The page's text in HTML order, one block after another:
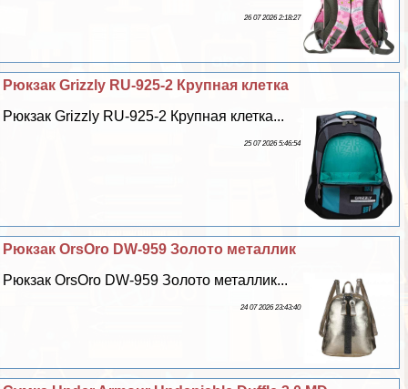
26 07 2026 2:18:27
Рюкзак Grizzly RU-925-2 Крупная клетка
Рюкзак Grizzly RU-925-2 Крупная клетка...
25 07 2026 5:46:54
Рюкзак OrsOro DW-959 Золото металлик
Рюкзак OrsOro DW-959 Золото металлик...
24 07 2026 23:43:40